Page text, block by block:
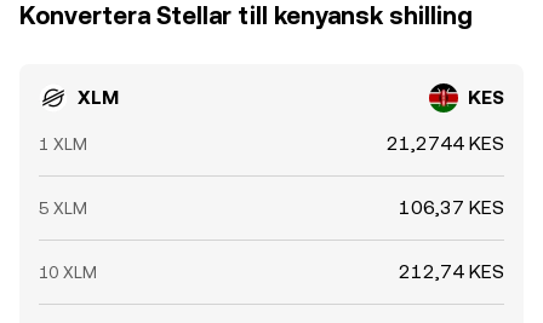
Konvertera Stellar till kenyansk shilling
XLM KES
1 XLM 21,2744 KES
5 XLM 106,37 KES
10 XLM 212,74 KES